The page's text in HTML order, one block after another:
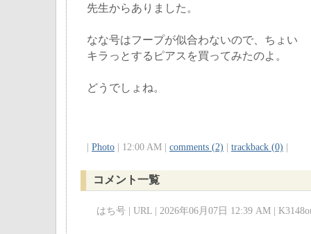
先生からありました。
なな号はフープが似合わないので、ちょい
キラっとするピアスを買ってみたのよ。
どうでしょね。
Photo | 12:00 AM | comments (2) trackback (0)
コメント一覧
はち号 | URL | 2026年06月07日 12:39 AM |